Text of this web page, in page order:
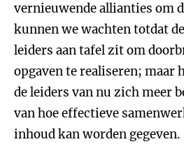
vernieuwende allianties om
kunnen we wachten totdat
leiders aan tafel zit om
opgaven te realiseren; maar
de leiders van nu zich meer
van hoe effectieve
inhoud kan worden gegeven.